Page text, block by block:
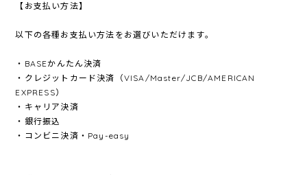
【お支払い方法】
以下の各種お支払い方法をお選びいただけます。
・BASEかんたん決済
・クレジットカード決済（VISA/Master/JCB/AMERICAN
EXPRESS）
・キャリア決済
・銀行振込
・コンビニ決済・Pay-easy